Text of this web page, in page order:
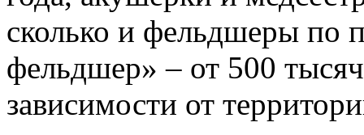
сколько и фельдшеры по
фельдшер» – от 500
зависимости от